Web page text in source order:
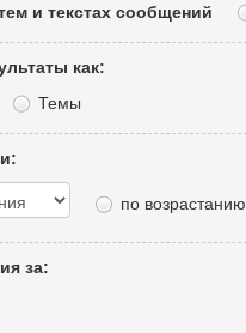
и текстах сообщений
как:
Темы
по возрастанию
за: